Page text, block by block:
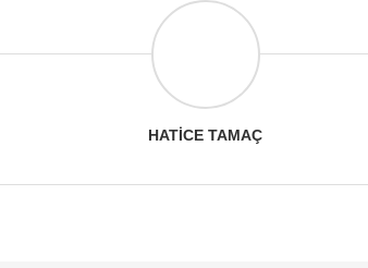
HATICE TAMAÇ